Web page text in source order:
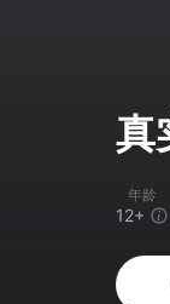
真
年龄
12+